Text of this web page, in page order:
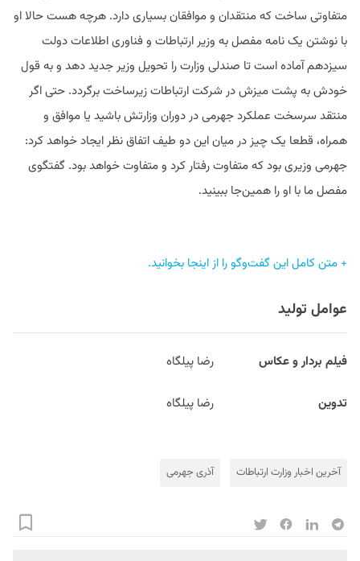
متفاوتی ساخت که منتقدان و موافقان بسیاری دارد. هرچه هست حالا او
با نوشتن یک نامه مفصل به وزیر ارتباطات و فناوری اطلاعات دولت
سیزدهم آماده است تا صندلی وزارت را تحویل وزیر جدید دهد و به قول
خودش به پشت میزش در شرکت ارتباطات زیرساخت برگردد. حتی اگر
منتقد سرسخت عملکرد جهرمی در دوران وزارتش باشید یا موافق و
همراه، قطعا یک چیز در میان این دو طیف اتفاق نظر ایجاد خواهد کرد:
جهرمی وزیری بود که متفاوت رفتار کرد و متفاوت خواهد بود. گفتگوی
مفصل ما با او را همین‌جا ببینید.
+ متن کامل این گفت‌وگو را از اینجا بخوانید.
عوامل تولید
فیلم بردار و عکاس رضا پیلگاه
تدوین رضا پیلگاه
آخرین اخبار وزارت ارتباطات آذری جهرمی